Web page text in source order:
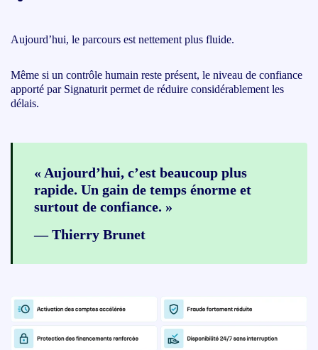
Aujourd’hui, le parcours est nettement plus fluide.
Même si un contrôle humain reste présent, le niveau de confiance
apporté par Signaturit permet de réduire considérablement les
délais.
« Aujourd’hui, c’est beaucoup plus
rapide. Un gain de temps énorme et
surtout de confiance. »
— Thierry Brunet